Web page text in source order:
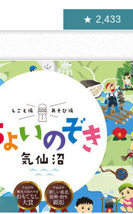
2,433